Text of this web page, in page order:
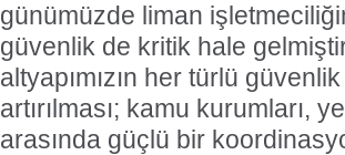
günümüzde liman
güvenlik de kritik hale
altyapımızın her türlü güvenlik
artırılması; kamu kurumları,
arasında güçlü bir